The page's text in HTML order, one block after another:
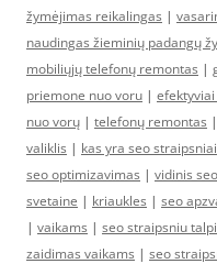
žymėjimas reikalingas |
naudingas žieminių padangų
mobiliųjų telefonų remontas |
priemone nuo voru |
nuo vorų | telefonų remontas |
valiklis | kas yra seo straipsniai
seo optimizavimas | vidinis
svetaine | kriaukles | seo
| vaikams | seo straipsniu
zaidimas vaikams | seo